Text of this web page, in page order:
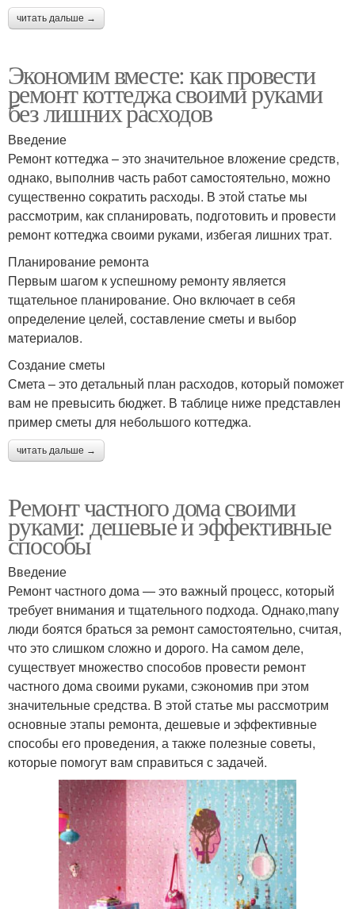
читать дальше →
Экономим вместе: как провести
ремонт коттеджа своими руками
без лишних расходов
Введение
Ремонт коттеджа – это значительное вложение средств,
однако, выполнив часть работ самостоятельно, можно
существенно сократить расходы. В этой статье мы
рассмотрим, как спланировать, подготовить и провести
ремонт коттеджа своими руками, избегая лишних трат.
Планирование ремонта
Первым шагом к успешному ремонту является
тщательное планирование. Оно включает в себя
определение целей, составление сметы и выбор
материалов.
Создание сметы
Смета – это детальный план расходов, который поможет
вам не превысить бюджет. В таблице ниже представлен
пример сметы для небольшого коттеджа.
читать дальше →
Ремонт частного дома своими
руками: дешевые и эффективные
способы
Введение
Ремонт частного дома — это важный процесс, который
требует внимания и тщательного подхода. Однако,many
люди боятся браться за ремонт самостоятельно, считая,
что это слишком сложно и дорого. На самом деле,
существует множество способов провести ремонт
частного дома своими руками, сэкономив при этом
значительные средства. В этой статье мы рассмотрим
основные этапы ремонта, дешевые и эффективные
способы его проведения, а также полезные советы,
которые помогут вам справиться с задачей.